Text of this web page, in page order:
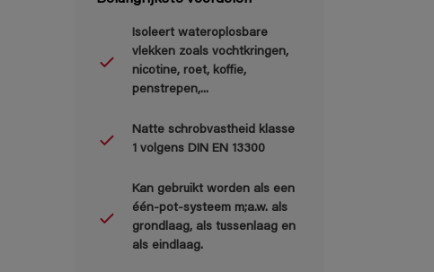
Isoleert wateroplosbare
vlekken zoals vochtkringen,
nicotine, roet, koffie,
penstrepen,...
Natte schrobvastheid klasse
1 volgens DIN EN 13300
Kan gebruikt worden als een
één-pot-systeem m;a.w. als
grondlaag, als tussenlaag en
als eindlaag.